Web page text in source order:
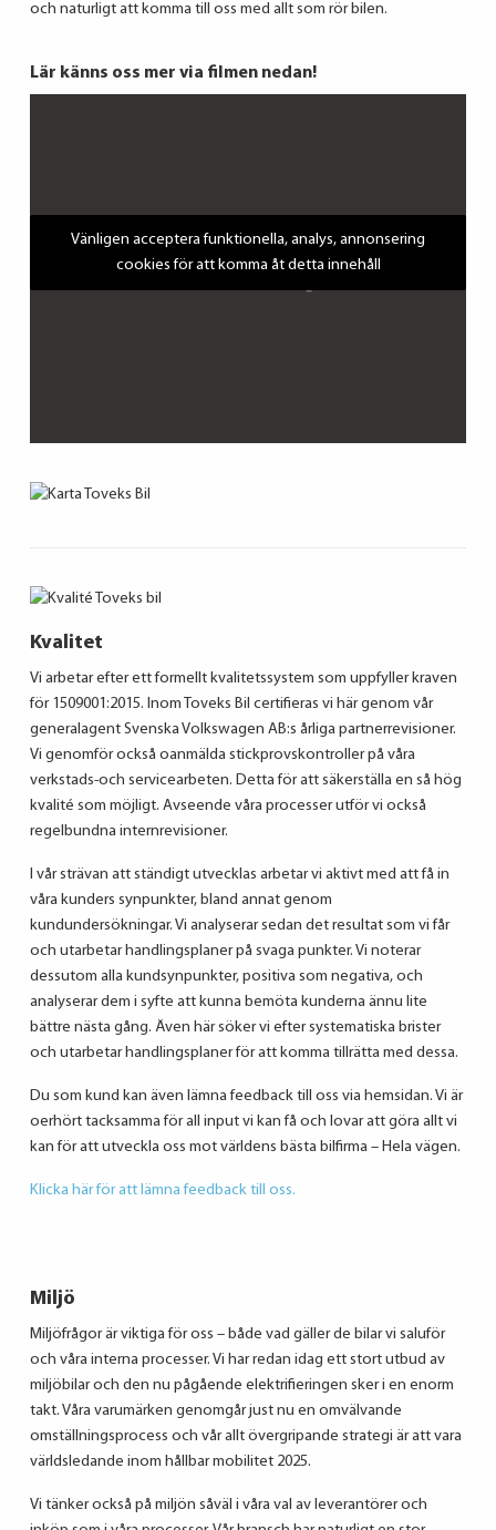
och naturligt att komma till oss med allt som rör bilen.
Lär känns oss mer via filmen nedan!
Vänligen acceptera funktionella, analys, annonsering
cookies för att komma åt detta innehåll
Kvalitet
Vi arbetar efter ett formellt kvalitetssystem som uppfyller kraven
för 1509001:2015. Inom Toveks Bil certifieras vi här genom vår
generalagent Svenska Volkswagen AB:s årliga partnerrevisioner.
Vi genomför också oanmälda stickprovskontroller på våra
verkstads-och servicearbeten. Detta för att säkerställa en så hög
kvalité som möjligt. Avseende våra processer utför vi också
regelbundna internrevisioner.
I vår strävan att ständigt utvecklas arbetar vi aktivt med att få in
våra kunders synpunkter, bland annat genom
kundundersökningar. Vi analyserar sedan det resultat som vi får
och utarbetar handlingsplaner på svaga punkter. Vi noterar
dessutom alla kundsynpunkter, positiva som negativa, och
analyserar dem i syfte att kunna bemöta kunderna ännu lite
bättre nästa gång. Även här söker vi efter systematiska brister
och utarbetar handlingsplaner för att komma tillrätta med dessa.
Du som kund kan även lämna feedback till oss via hemsidan. Vi är
oerhört tacksamma för all input vi kan få och lovar att göra allt vi
kan för att utveckla oss mot världens bästa bilfirma – Hela vägen.
Klicka här för att lämna feedback till oss.
Miljö
Miljöfrågor är viktiga för oss – både vad gäller de bilar vi saluför
och våra interna processer. Vi har redan idag ett stort utbud av
miljöbilar och den nu pågående elektrifieringen sker i en enorm
takt. Våra varumärken genomgår just nu en omvälvande
omställningsprocess och vår allt övergripande strategi är att vara
världsledande inom hållbar mobilitet 2025.
Vi tänker också på miljön såväl i våra val av leverantörer och